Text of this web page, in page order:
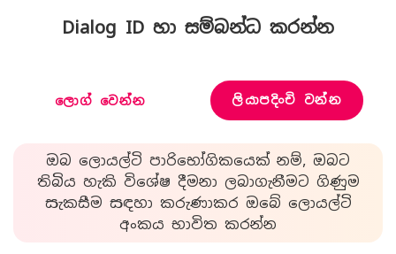
Dialog ID හා සම්බන්ධ කරන්න
ලොග් වෙන්න ලියාපදිංචි වන්න
ඔබ ලොයල්ටි පාරිභෝගිකයෙක් නම්, ඔබට
තිබිය හැකි විශේෂ දීමනා ලබාගැනීමට ගිණුම
සැකසීම සඳහා කරුණාකර ඔබේ ලොයල්ටි
අංකය භාවිත කරන්න